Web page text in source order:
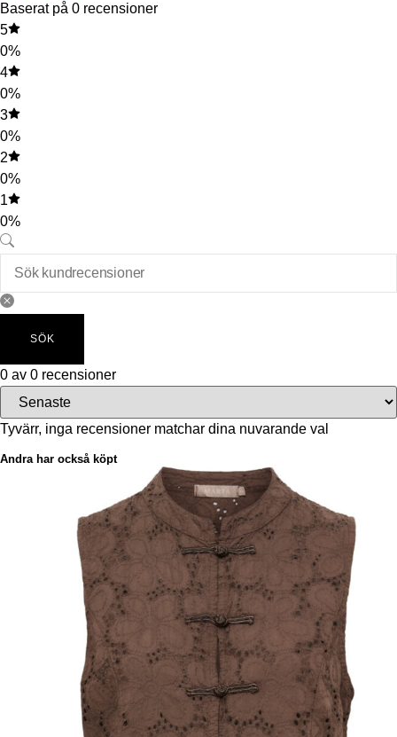
Baserat på 0 recensioner
5
0%
4
0%
3
0%
2
0%
1
0%
SÖK
0 av 0 recensioner
Tyvärr, inga recensioner matchar dina nuvarande val
Andra har också köpt